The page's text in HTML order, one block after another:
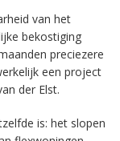
van het
bekostiging
preciezere
een project
der Elst.
is: het slopen